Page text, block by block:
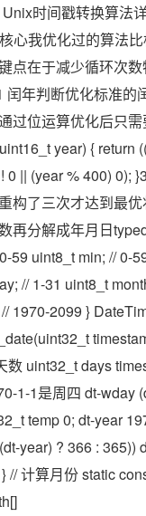
时间戳转换算法
心我优化过的算法
点在于减少循环次
闰年判断优化标准的
过位运算优化后只
year) { return
0 || (year % 400) 0);
构了三次才达到最
再分解成年月日
59 uint8_t min; // 0-
// 1-31 uint8_t
1970-2099 }
数 uint32_t days
1-1是周四 dt-wday
temp 0; dt-year
year) ? 366 : 365))
// 计算月份 static